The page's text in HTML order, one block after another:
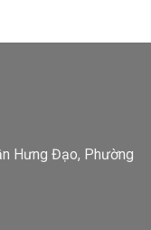
Hưng Đạo, Phường